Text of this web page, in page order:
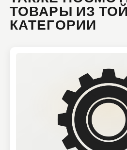
ТОВАРЫ ИЗ
КАТЕГОРИИ